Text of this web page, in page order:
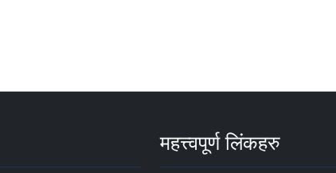
महत्त्वपूर्ण लिंकहरु